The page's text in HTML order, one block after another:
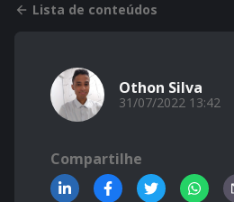
Lista de conteúdos
Othon Silva
31/07/2022 13:42
Compartilhe